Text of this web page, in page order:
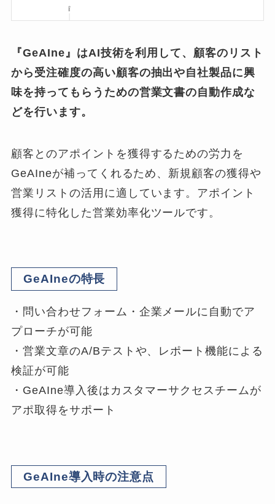
『GeAIne』はAI技術を利用して、顧客のリスト
から受注確度の高い顧客の抽出や自社製品に興
味を持ってもらうための営業文書の自動作成な
どを行います。
顧客とのアポイントを獲得するための労力を
GeAIneが補ってくれるため、新規顧客の獲得や
営業リストの活用に適しています。 アポイント
獲得に特化した営業効率化ツールです。
GeAIneの特長
・問い合わせフォーム・企業メールに自動でア
プローチが可能
・営業文章のA/Bテストや、レポート機能による
検証が可能
・GeAIne導入後はカスタマーサクセスチームが
アポ取得をサポート
GeAIne導入時の注意点